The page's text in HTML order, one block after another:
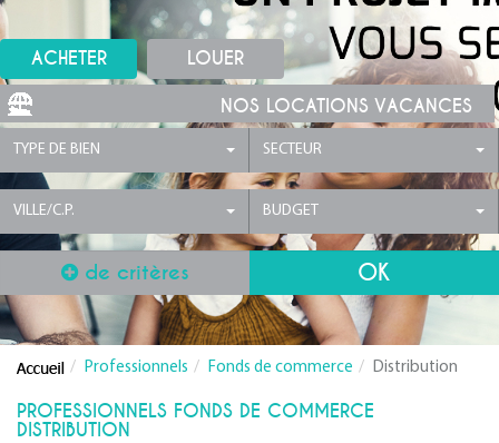
ACHETER LOUER
NOS LOCATIONS VACANCES
TYPE DE BIEN SECTEUR
VILLE/C.P. BUDGET
de critères
Professionnels Fonds de commerce Distribution
PROFESSIONNELS FONDS DE COMMERCE
DISTRIBUTION